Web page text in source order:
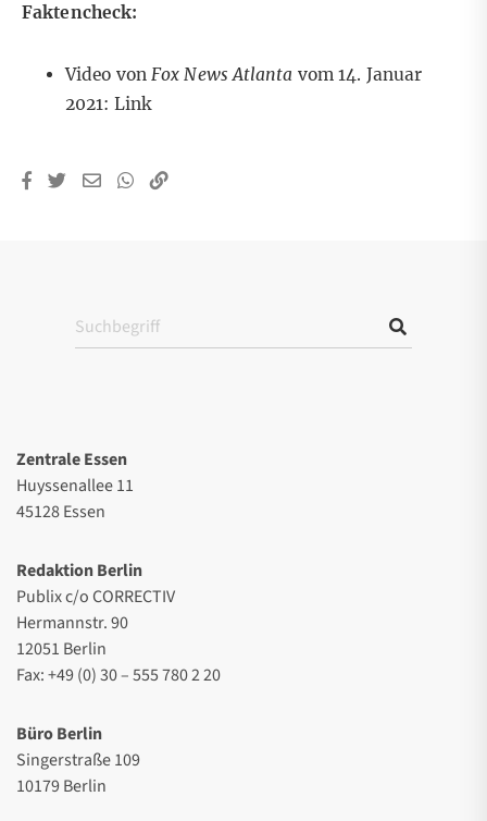
Faktencheck:
Video von Fox News Atlanta vom 14. Januar
2021: Link
Zentrale Essen
Huyssenallee 11
45128 Essen
Redaktion Berlin
Publix c/o CORRECTIV
Hermannstr. 90
12051 Berlin
Fax: +49 (0) 30 – 555 780 2 20
Büro Berlin
Singerstraße 109
10179 Berlin